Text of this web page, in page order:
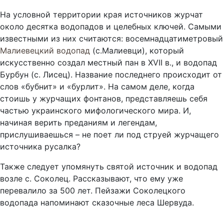
На условной территории края источников журчат
около десятка водопадов и целебных ключей. Самыми
известными из них считаются: восемнадцатиметровый
Малиевецкий водопад (с.Малиевци), который
искусственно создал местный пан в XVII в., и водопад
Бурбун (с. Лисец). Название последнего происходит от
слов «бубнит» и «бурлит». На самом деле, когда
стоишь у журчащих фонтанов, представляешь себя
частью украинского мифологического мира. И,
начиная верить преданиям и легендам,
прислушиваешься – не поет ли под струей журчащего
источника русалка?
Также следует упомянуть святой источник и водопад
возле с. Соколец. Рассказывают, что ему уже
перевалило за 500 лет. Пейзажи Соколецкого
водопада напоминают сказочные леса Шервуда.